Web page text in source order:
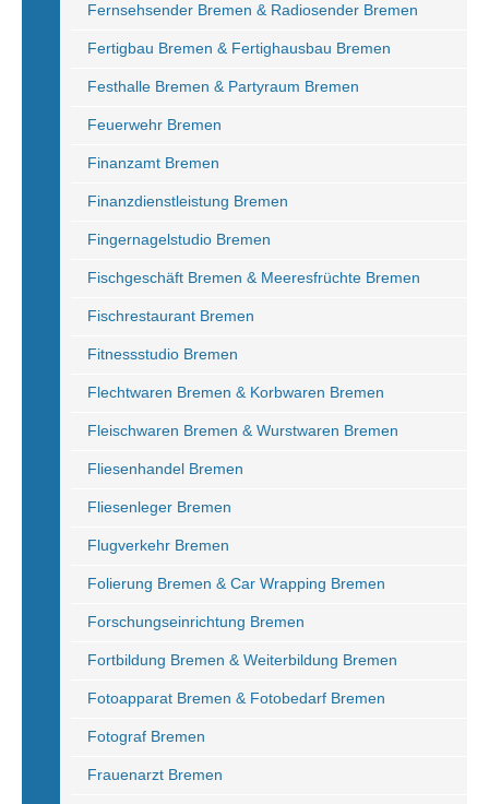
Fernsehsender Bremen & Radiosender Bremen
Fertigbau Bremen & Fertighausbau Bremen
Festhalle Bremen & Partyraum Bremen
Feuerwehr Bremen
Finanzamt Bremen
Finanzdienstleistung Bremen
Fingernagelstudio Bremen
Fischgeschäft Bremen & Meeresfrüchte Bremen
Fischrestaurant Bremen
Fitnessstudio Bremen
Flechtwaren Bremen & Korbwaren Bremen
Fleischwaren Bremen & Wurstwaren Bremen
Fliesenhandel Bremen
Fliesenleger Bremen
Flugverkehr Bremen
Folierung Bremen & Car Wrapping Bremen
Forschungseinrichtung Bremen
Fortbildung Bremen & Weiterbildung Bremen
Fotoapparat Bremen & Fotobedarf Bremen
Fotograf Bremen
Frauenarzt Bremen